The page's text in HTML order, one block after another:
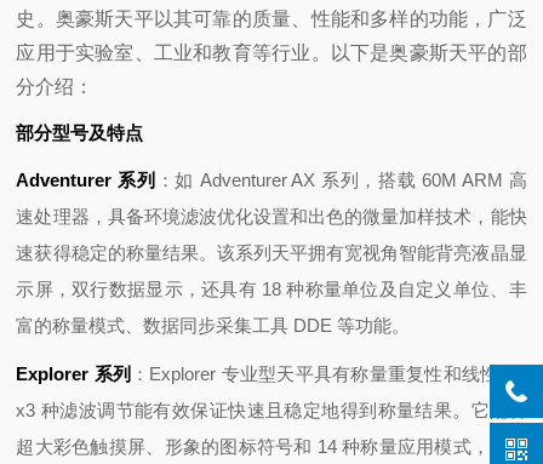
史。奥豪斯天平以其可靠的质量、性能和多样的功能，广泛
应用于实验室、工业和教育等行业。以下是奥豪斯天平的部
分介绍：
部分型号及特点
Adventurer 系列 ：如 Adventurer AX 系列，搭载 60M ARM 高
速处理器，具备环境滤波优化设置和出色的微量加样技术，能快
速获得稳定的称量结果。该系列天平拥有宽视角智能背亮液晶显
示屏，双行数据显示，还具有 18 种称量单位及自定义单位、丰
富的称量模式、数据同步采集工具 DDE 等功能。
Explorer 系列 ：Explorer 专业型天平具有称量重复性和线性，3
x3 种滤波调节能有效保证快速且稳定地得到称量结果。它配备
超大彩色触摸屏、形象的图标符号和 14 种称量应用模式，还具